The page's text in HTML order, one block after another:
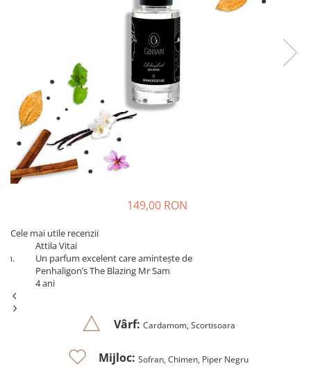
149,00 RON
Cele mai utile recenzii
Attila Vitai
Un parfum excelent care amintește de
Penhaligon’s The Blazing Mr Sam
Vârf: Cardamom, Scortisoara
Mijloc: Sofran, Chimen, Piper Negru